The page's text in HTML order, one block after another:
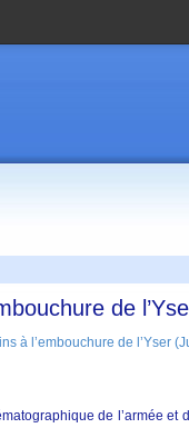
de
de l’armée et